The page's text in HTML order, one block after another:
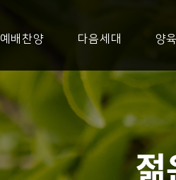
예배찬양 다음세대 양